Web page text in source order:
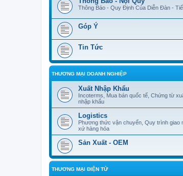
Thông Báo - Quy Định Của Diễn Đàn -
Góp Ý
Tin Tức
THƯƠNG MẠI DOANH NGHIỆP
Xuất Nhập Khẩu
Incoterms, Mua bán quốc tế, Chứng từ
nhập khẩu
Logistics
Phương thức vận chuyển, Quy trình giao
xứ hàng hóa
Sản Xuất - OEM
THƯƠNG MẠI ĐIỆN TỬ